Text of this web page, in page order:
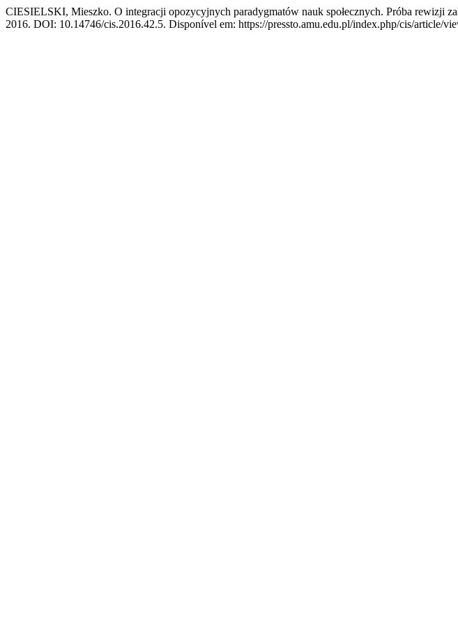
CIESIELSKI, Mieszko. O integracji opozycyjnych paradygmatów nauk społecznych. Próba rewizji
2016. DOI: 10.14746/cis.2016.42.5. Disponível em: https://pressto.amu.edu.pl/index.php/cis/article/